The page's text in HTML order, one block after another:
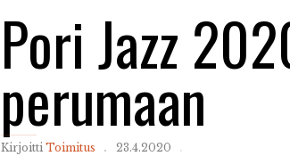
Pori Jazz
perumaan
Kirjoitti Toimitus 23.4.2020